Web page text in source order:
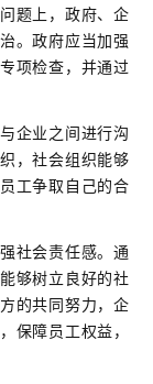
题上，政府、企
。政府应当加强
项检查，并通过
企业之间进行沟
，社会组织能够
工争取自己的合
社会责任感。通
够树立良好的社
的共同努力，企
保障员工权益，